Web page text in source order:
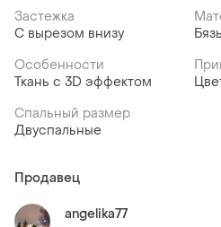
Застежка
С вырезом внизу
Бязь
Особенности
Ткань с 3D эффектом
Спальный размер
Двуспальные
Продавец
angelika77